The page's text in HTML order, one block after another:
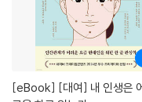
[eBook]